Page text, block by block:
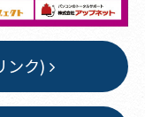
ンク)